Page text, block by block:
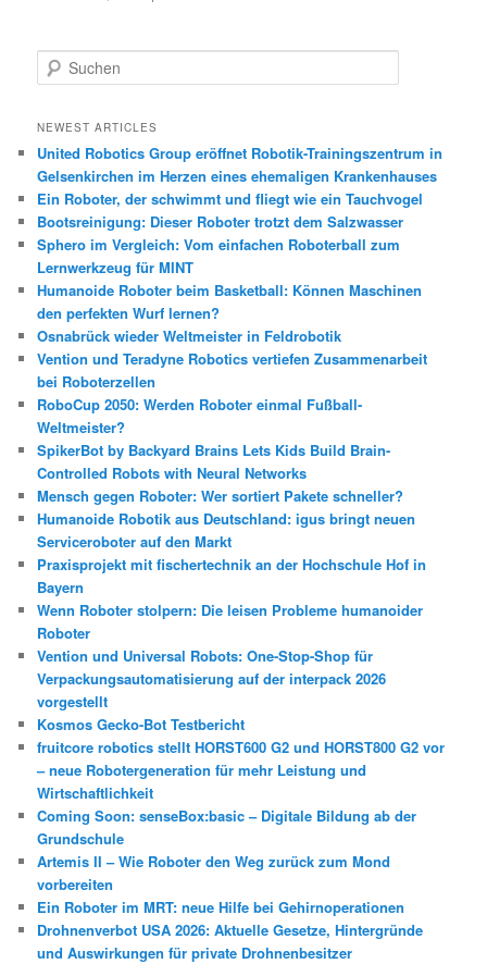
u
h
n
NEWEST ARTICLES
United Robotics Group eröffnet Robotik-Trainingszentrum in
Gelsenkirchen im Herzen eines ehemaligen Krankenhauses
Ein Roboter, der schwimmt und fliegt wie ein Tauchvogel
Bootsreinigung: Dieser Roboter trotzt dem Salzwasser
Sphero im Vergleich: Vom einfachen Roboterball zum
Lernwerkzeug für MINT
Humanoide Roboter beim Basketball: Können Maschinen
den perfekten Wurf lernen?
Osnabrück wieder Weltmeister in Feldrobotik
Vention und Teradyne Robotics vertiefen Zusammenarbeit
bei Roboterzellen
RoboCup 2050: Werden Roboter einmal Fußball-
Weltmeister?
SpikerBot by Backyard Brains Lets Kids Build Brain-
Controlled Robots with Neural Networks
Mensch gegen Roboter: Wer sortiert Pakete schneller?
Humanoide Robotik aus Deutschland: igus bringt neuen
Serviceroboter auf den Markt
Praxisprojekt mit fischertechnik an der Hochschule Hof in
Bayern
Wenn Roboter stolpern: Die leisen Probleme humanoider
Roboter
Vention und Universal Robots: One-Stop-Shop für
Verpackungsautomatisierung auf der interpack 2026
vorgestellt
Kosmos Gecko-Bot Testbericht
fruitcore robotics stellt HORST600 G2 und HORST800 G2 vor
– neue Robotergeneration für mehr Leistung und
Wirtschaftlichkeit
Coming Soon: senseBox:basic – Digitale Bildung ab der
Grundschule
Artemis II – Wie Roboter den Weg zurück zum Mond
vorbereiten
Ein Roboter im MRT: neue Hilfe bei Gehirnoperationen
Drohnenverbot USA 2026: Aktuelle Gesetze, Hintergründe
und Auswirkungen für private Drohnenbesitzer